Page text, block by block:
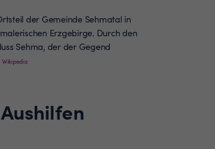
der Gemeinde Sehmatal in
Erzgebirge. Durch den
Sehma, der der Gegend
Wikipedia